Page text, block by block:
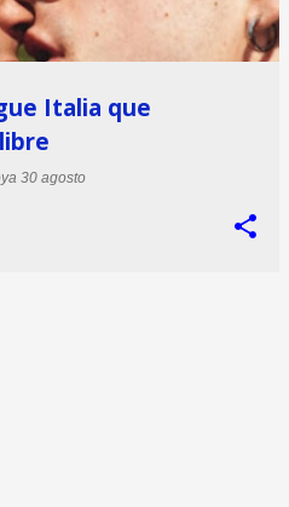
Italia que
30 agosto